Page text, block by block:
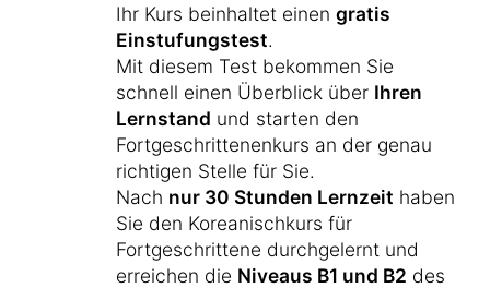
Ihr Kurs beinhaltet einen gratis
Einstufungstest.
Mit diesem Test bekommen Sie
schnell einen Überblick über Ihren
Lernstand und starten den
Fortgeschrittenenkurs an der genau
richtigen Stelle für Sie.
Nach nur 30 Stunden Lernzeit haben
Sie den Koreanischkurs für
Fortgeschrittene durchgelernt und
erreichen die Niveaus B1 und B2 des